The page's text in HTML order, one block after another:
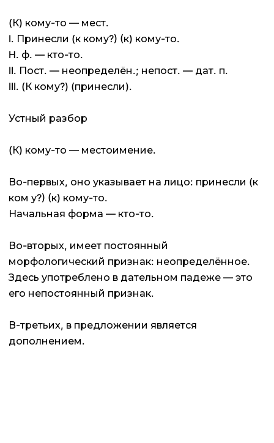
(К) кому-то — мест.
I. Принесли (к кому?) (к) кому-то.
H. ф. — кто-то.
II. Пост. — неопределён.; непост. — дат. п.
III. (К кому?) (принесли).
Устный разбор
(К) кому-то — местоимение.
Во-первых, оно указывает на лицо: принесли (к
ком у?) (к) кому-то.
Начальная форма — кто-то.
Во-вторых, имеет постоянный
морфологический признак: неопределённое.
Здесь употреблено в дательном падеже — это
его непостоянный признак.
В-третьих, в предложении является
дополнением.